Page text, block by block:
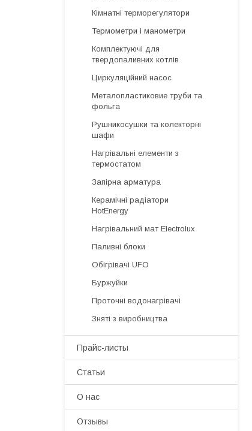
Кімнатні терморегулятори
Термометри і манометри
Комплектуючі для
твердопаливних котлів
Циркуляційний насос
Металопластиковие труби та
фольга
Рушникосушки та колекторні
шафи
Нагрівальні елементи з
термостатом
Запірна арматура
Керамічні радіатори
HotEnergy
Нагрівальний мат Electrolux
Паливні блоки
Обігрівачі UFO
Буржуйки
Проточні водонагрівачі
Зняті з виробництва
Прайс-листы
Статьи
О нас
Отзывы